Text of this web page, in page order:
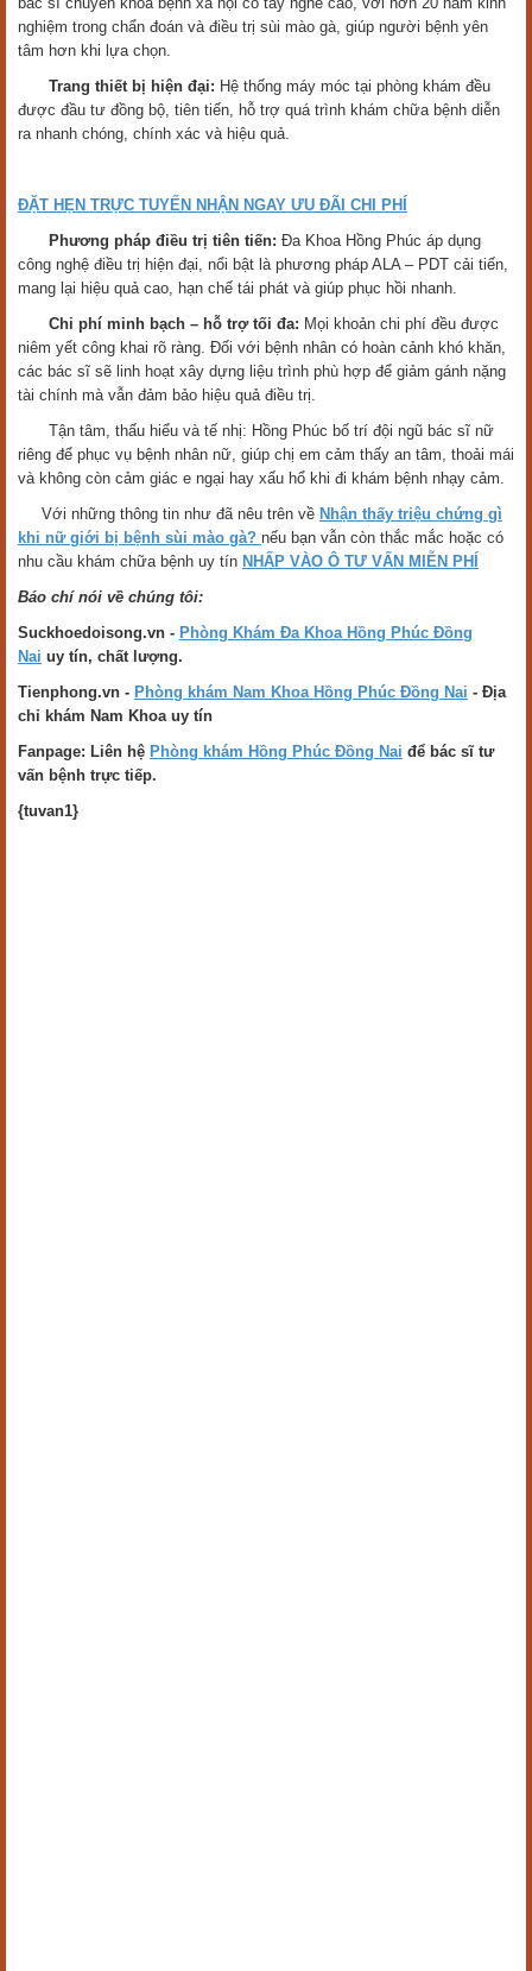
nghiệm trong chẩn đoán và điều trị sùi mào gà, giúp người bệnh yên
tâm hơn khi lựa chọn.
Trang thiết bị hiện đại: Hệ thống máy móc tại phòng khám đều
được đầu tư đồng bộ, tiên tiến, hỗ trợ quá trình khám chữa bệnh diễn
ra nhanh chóng, chính xác và hiệu quả.
ĐẶT HẸN TRỰC TUYẾN NHẬN NGAY ƯU ĐÃI CHI PHÍ
Phương pháp điều trị tiên tiến: Đa Khoa Hồng Phúc áp dụng
công nghệ điều trị hiện đại, nổi bật là phương pháp ALA – PDT cải tiến,
mang lại hiệu quả cao, hạn chế tái phát và giúp phục hồi nhanh.
Chi phí minh bạch – hỗ trợ tối đa: Mọi khoản chi phí đều được
niêm yết công khai rõ ràng. Đối với bệnh nhân có hoàn cảnh khó khăn,
các bác sĩ sẽ linh hoạt xây dựng liệu trình phù hợp để giảm gánh nặng
tài chính mà vẫn đảm bảo hiệu quả điều trị.
Tận tâm, thấu hiểu và tế nhị: Hồng Phúc bố trí đội ngũ bác sĩ nữ
riêng để phục vụ bệnh nhân nữ, giúp chị em cảm thấy an tâm, thoải mái
và không còn cảm giác e ngại hay xấu hổ khi đi khám bệnh nhạy cảm.
Với những thông tin như đã nêu trên về Nhận thấy triệu chứng gì
khi nữ giới bị bệnh sùi mào gà? nếu bạn vẫn còn thắc mắc hoặc có
nhu cầu khám chữa bệnh uy tín NHẤP VÀO Ô TƯ VẤN MIỄN PHÍ
Báo chí nói về chúng tôi:
Suckhoedoisong.vn - Phòng Khám Đa Khoa Hồng Phúc Đồng
Nai uy tín, chất lượng.
Tienphong.vn - Phòng khám Nam Khoa Hồng Phúc Đồng Nai - Địa
chỉ khám Nam Khoa uy tín
Fanpage: Liên hệ Phòng khám Hồng Phúc Đồng Nai để bác sĩ tư
vấn bệnh trực tiếp.
{tuvan1}